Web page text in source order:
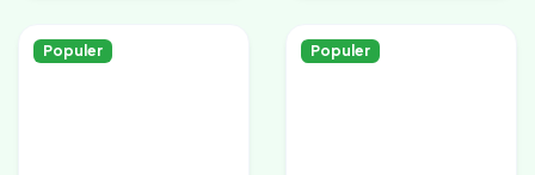
Populer Populer